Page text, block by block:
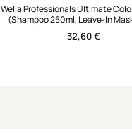
Wella Professionals Ultimate
(Shampoo 250ml, Leave-In
32,60€